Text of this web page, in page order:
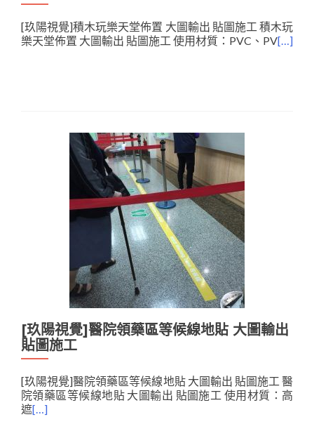
[玖陽視覺]積木玩樂天堂佈置 大圖輸出 貼圖施工 積木玩
樂天堂佈置 大圖輸出 貼圖施工 使用材質：PVC、PV[…]
[玖陽視覺]醫院領藥區等候線地貼 大圖輸出
貼圖施工
[玖陽視覺]醫院領藥區等候線地貼 大圖輸出 貼圖施工 醫
院領藥區等候線地貼 大圖輸出 貼圖施工 使用材質：高
遮[…]